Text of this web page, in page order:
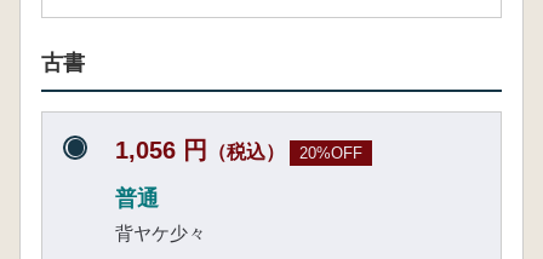
古書
1,056 円 （税込） 20%OFF
普通
背ヤケ少々